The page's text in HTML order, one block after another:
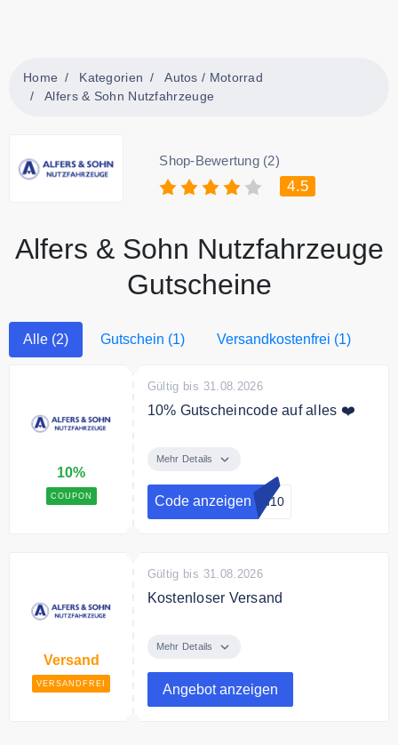
Home Kategorien
Autos / Motorrad
Alfers & Sohn Nutzfahrzeuge
Shop-Bewertung (2)
4.5
Alfers & Sohn Nutzfahrzeuge
Gutscheine
Alle (2) Gutschein (1) Versandkostenfrei (1)
10%
COUPON
Gültig bis 31.08.2026
10% Gutscheincode auf alles ❤️
dem Code.
Mehr Details
Code anzeigen nu10
Versand
VERSANDFREI
Gültig bis 31.08.2026
Kostenloser Versand
ab 100€ Bestellwert.
Mehr Details
Angebot anzeigen